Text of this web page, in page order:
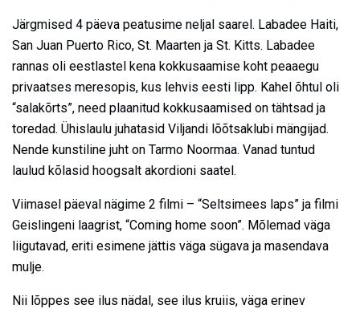
Järgmised 4 päeva peatusime neljal saarel. Labadee Haiti,
San Juan Puerto Rico, St. Maarten ja St. Kitts. Labadee
rannas oli eestlastel kena kokkusaamise koht peaaegu
privaatses meresopis, kus lehvis eesti lipp. Kahel õhtul oli
“salakõrts”, need plaanitud kokkusaamised on tähtsad ja
toredad. Ühislaulu juhatasid Viljandi lõõtsaklubi mängijad.
Nende kunstiline juht on Tarmo Noormaa. Vanad tuntud
laulud kõlasid hoogsalt akordioni saatel.
Viimasel päeval nägime 2 filmi – “Seltsimees laps” ja filmi
Geislingeni laagrist, “Coming home soon”. Mõlemad väga
liigutavad, eriti esimene jättis väga sügava ja masendava
mulje.
Nii lõppes see ilus nädal, see ilus kruiis, väga erinev